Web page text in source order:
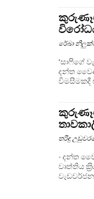
රේඛා
‘සාෆිගේ
දන්ත
විමසීමකදී
තරිඳු
- දන්ත
වෘත්තිය ක‍්‍රියාමාර්ගයක -